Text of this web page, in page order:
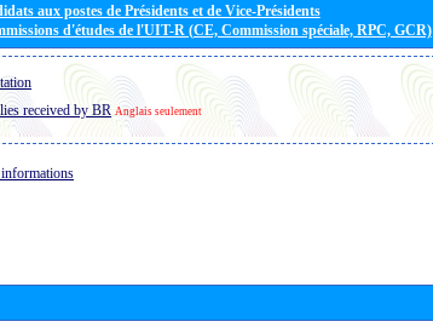
aux postes de Présidents et de Vice-Présidents
d'études de l'UIT-R (CE, Commission spéciale, RPC, GCR)
received by BR Anglais seulement